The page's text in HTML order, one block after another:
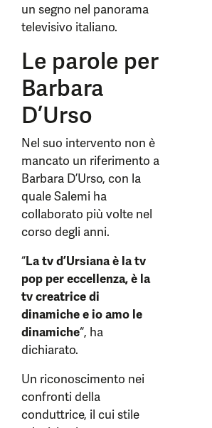
un segno nel panorama
televisivo italiano.
Le parole per
Barbara
D’Urso
Nel suo intervento non è
mancato un riferimento a
Barbara D’Urso, con la
quale Salemi ha
collaborato più volte nel
corso degli anni.
“La tv d’Ursiana è la tv
pop per eccellenza, è la
tv creatrice di
dinamiche e io amo le
dinamiche“, ha
dichiarato.
Un riconoscimento nei
confronti della
conduttrice, il cui stile